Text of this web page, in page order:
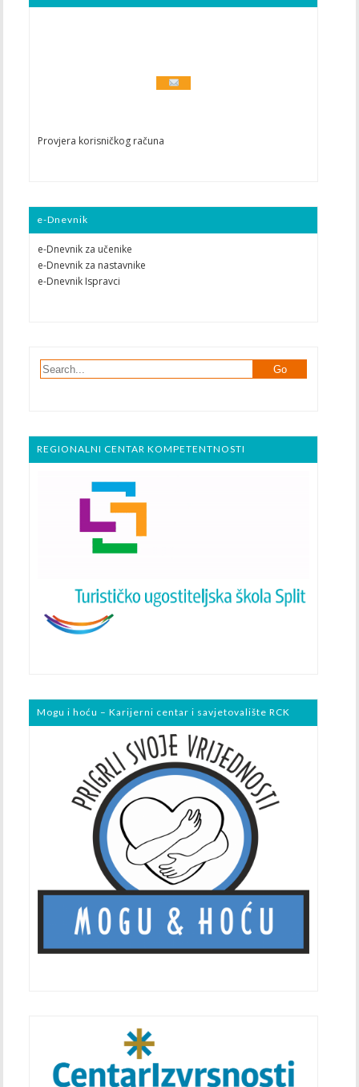
Provjera korisničkog računa
e-Dnevnik
e-Dnevnik za učenike
e-Dnevnik za nastavnike
e-Dnevnik Ispravci
REGIONALNI CENTAR KOMPETENTNOSTI
Mogu i hoću – Karijerni centar i savjetovalište RCK